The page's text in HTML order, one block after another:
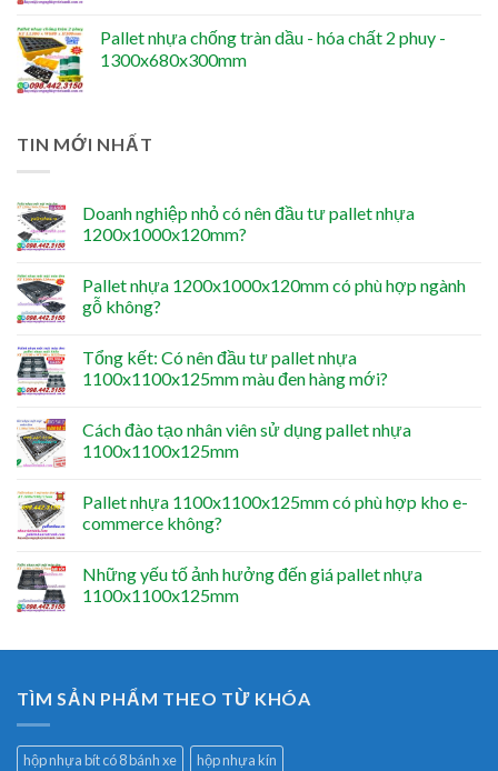
Pallet nhựa chống tràn dầu - hóa chất 2 phuy -
1300x680x300mm
TIN MỚI NHẤT
Doanh nghiệp nhỏ có nên đầu tư pallet nhựa
1200x1000x120mm?
Pallet nhựa 1200x1000x120mm có phù hợp ngành
gỗ không?
Tổng kết: Có nên đầu tư pallet nhựa
1100x1100x125mm màu đen hàng mới?
Cách đào tạo nhân viên sử dụng pallet nhựa
1100x1100x125mm
Pallet nhựa 1100x1100x125mm có phù hợp kho e-
commerce không?
Những yếu tố ảnh hưởng đến giá pallet nhựa
1100x1100x125mm
TÌM SẢN PHẨM THEO TỪ KHÓA
hộp nhựa bít có 8 bánh xe
hộp nhựa kín